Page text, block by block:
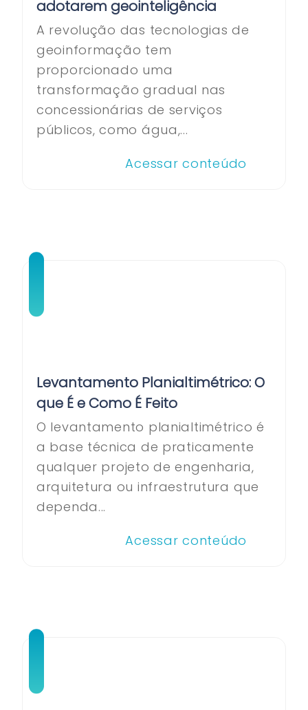
adotarem geointeligência
A revolução das tecnologias de
geoinformação tem
proporcionado uma
transformação gradual nas
concessionárias de serviços
públicos, como água,...
Acessar conteúdo
Levantamento Planialtimétrico: O
que É e Como É Feito
O levantamento planialtimétrico é
a base técnica de praticamente
qualquer projeto de engenharia,
arquitetura ou infraestrutura que
dependa...
Acessar conteúdo